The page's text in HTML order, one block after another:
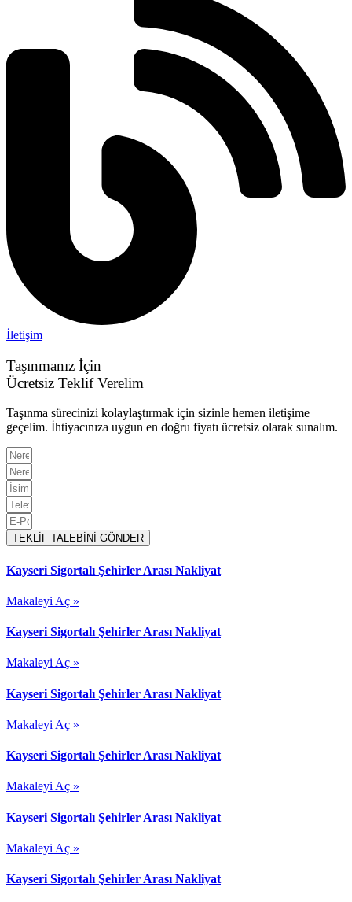
İletişim
Taşınmanız İçin
Ücretsiz Teklif Verelim
Taşınma sürecinizi kolaylaştırmak için sizinle hemen iletişime
geçelim. İhtiyacınıza uygun en doğru fiyatı ücretsiz olarak sunalım.
TEKLİF TALEBİNİ GÖNDER
Kayseri Sigortalı Şehirler Arası Nakliyat
Makaleyi Aç »
Kayseri Sigortalı Şehirler Arası Nakliyat
Makaleyi Aç »
Kayseri Sigortalı Şehirler Arası Nakliyat
Makaleyi Aç »
Kayseri Sigortalı Şehirler Arası Nakliyat
Makaleyi Aç »
Kayseri Sigortalı Şehirler Arası Nakliyat
Makaleyi Aç »
Kayseri Sigortalı Şehirler Arası Nakliyat